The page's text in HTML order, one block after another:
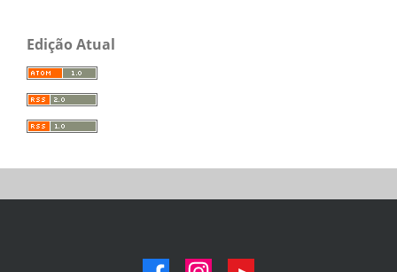
Edição Atual
facebookinstagram